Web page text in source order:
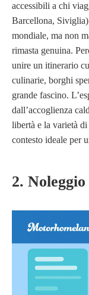
accessibili a chi
Barcellona,
mondiale, ma non
rimasta genuina.
unire un itinerario
culinarie, borghi
grande fascino.
dall’accoglienza
libertà e la varietà
contesto ideale per
2.